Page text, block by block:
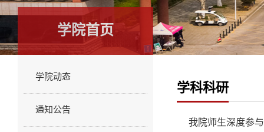
学院首页
学院动态
通知公告
学科科研
我院师生深度参